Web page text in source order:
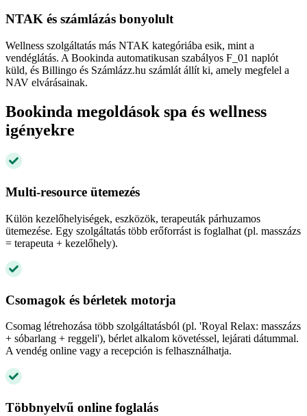
NTAK és számlázás bonyolult
Wellness szolgáltatás más NTAK kategóriába esik, mint a
vendéglátás. A Bookinda automatikusan szabályos F_01 naplót
küld, és Billingo és Számlázz.hu számlát állít ki, amely megfelel a
NAV elvárásainak.
Bookinda megoldások spa és wellness
igényekre
Multi-resource ütemezés
Külön kezelőhelyiségek, eszközök, terapeuták párhuzamos
ütemezése. Egy szolgáltatás több erőforrást is foglalhat (pl. masszázs
= terapeuta + kezelőhely).
Csomagok és bérletek motorja
Csomag létrehozása több szolgáltatásból (pl. 'Royal Relax: masszázs
+ sóbarlang + reggeli'), bérlet alkalom követéssel, lejárati dátummal.
A vendég online vagy a recepción is felhasználhatja.
Többnyelvű online foglalás